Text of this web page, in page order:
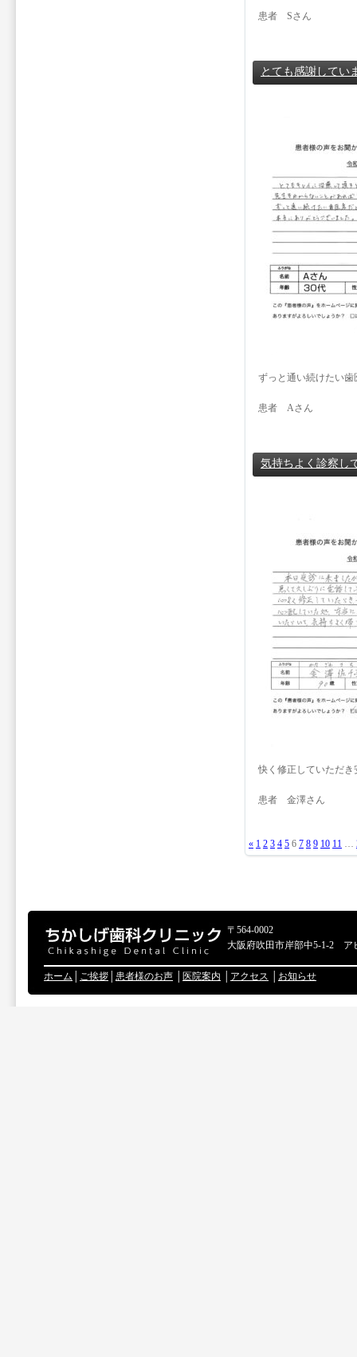
患者 Sさん
とても感謝してい
ずっと通い続けたい
患者 Aさん
気持ちよく診察し
快く修正していただ
患者 金澤さん
« 1 2 3 4 5 6 7 8 9 10 11 …
〒564-0002
大阪府吹田市岸部中5-1-2 ア
ホーム ご挨拶 患者様のお声 医院案内 アクセス お知らせ